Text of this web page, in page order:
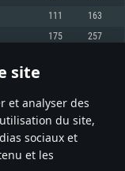
site
et analyser des
du site,
sociaux et
et les
de Metal
(moins de 6 mois) /
111 163
175 257